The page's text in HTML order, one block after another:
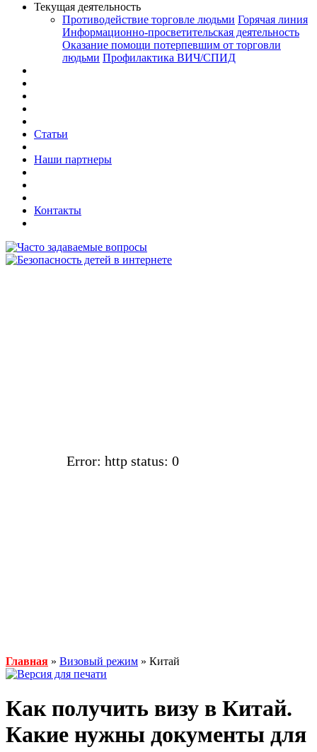
Текущая деятельность
Противодействие торговле людьми Горячая линия
Информационно-просветительская деятельность
Оказание помощи потерпевшим от торговли
людьми Профилактика ВИЧ/СПИД
Статьи
Наши партнеры
Контакты
Error: http status: 0
Главная » Визовый режим » Китай
Как получить визу в Китай.
Какие нужны документы для